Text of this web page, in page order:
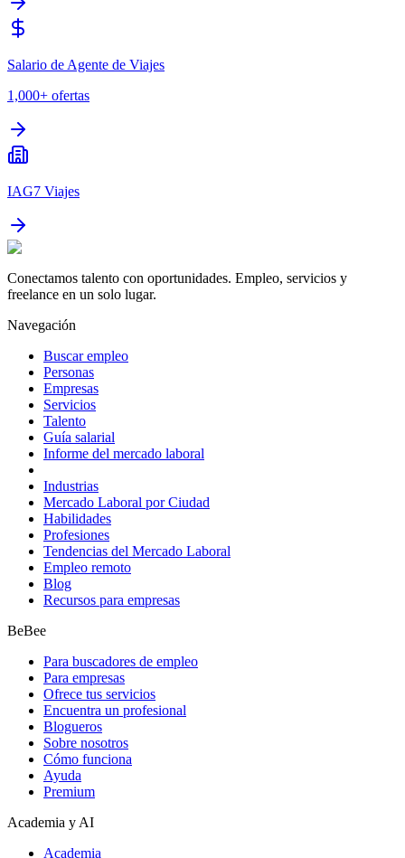
Salario de Agente de Viajes
1,000+ ofertas
IAG7 Viajes
Conectamos talento con oportunidades. Empleo, servicios y
freelance en un solo lugar.
Navegación
Buscar empleo
Personas
Empresas
Servicios
Talento
Guía salarial
Informe del mercado laboral
Industrias
Mercado Laboral por Ciudad
Habilidades
Profesiones
Tendencias del Mercado Laboral
Empleo remoto
Blog
Recursos para empresas
BeBee
Para buscadores de empleo
Para empresas
Ofrece tus servicios
Encuentra un profesional
Blogueros
Sobre nosotros
Cómo funciona
Ayuda
Premium
Academia y AI
Academia